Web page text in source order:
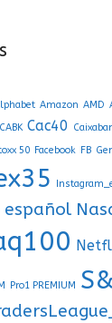
Amazon AMD
CABK Cac40
50 Facebook FB
español
Pro1 PREMIUM